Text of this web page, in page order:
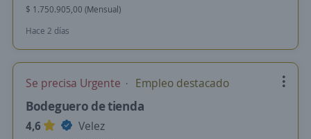
$ 1.750.905,00 (Mensual)
Hace 2 días
Se precisa Urgente Empleo destacado
Bodeguero de tienda
4,6
Velez